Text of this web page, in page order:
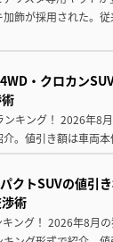
飾が採用された。
・クロカン
ンキング！ 2026年8
介。値引き額は車両
クトSUVの値引
術
ング！ 2026年8月